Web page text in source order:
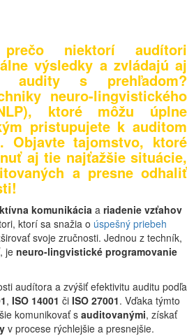
niektorí audítori
výsledky a zvládajú aj
audity s prehľadom?
neuro-lingvistického
ktoré môžu úplne
pristupujete k auditom
Objavte tajomstvo, ktoré
aj tie najťažšie situácie,
a presne odhaliť
komunikácia a riadenie vzťahov
ktorí sa snažia o úspešný priebeh
svoje zručnosti. Jednou z techník,
je neuro-lingvistické programovanie
audítora a zvýšiť efektivitu auditu podľa
, ISO 14001 či ISO 27001. Vďaka týmto
komunikovať s auditovanými, získať
v procese rýchlejšie a presnejšie.